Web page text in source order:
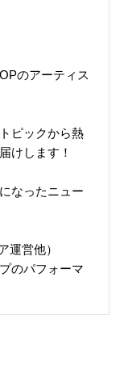
のアーティス
ピックから熱
けします！
なったニュー
運営他）
のパフォーマ